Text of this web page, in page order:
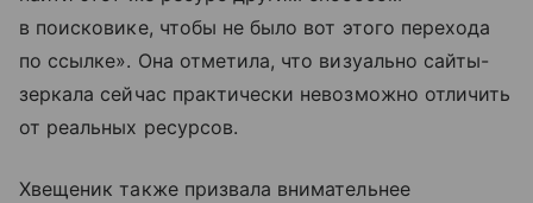
в поисковике, чтобы не было вот этого перехода
по ссылке». Она отметила, что визуально сайты-
зеркала сейчас практически невозможно отличить
от реальных ресурсов.
Хвещеник также призвала внимательнее